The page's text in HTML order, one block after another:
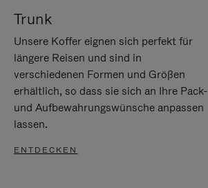
Trunk
Unsere Koffer eignen sich perfekt für
längere Reisen und sind in
verschiedenen Formen und Größen
erhältlich, so dass sie sich an Ihre Pack-
und Aufbewahrungswünsche anpassen
lassen.
ENTDECKEN